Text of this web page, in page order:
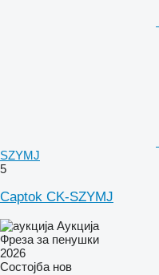
SZYMJ
5
Captok CK-SZYMJ
Аукција
Фреза за пенушки
2026
Состојба нов